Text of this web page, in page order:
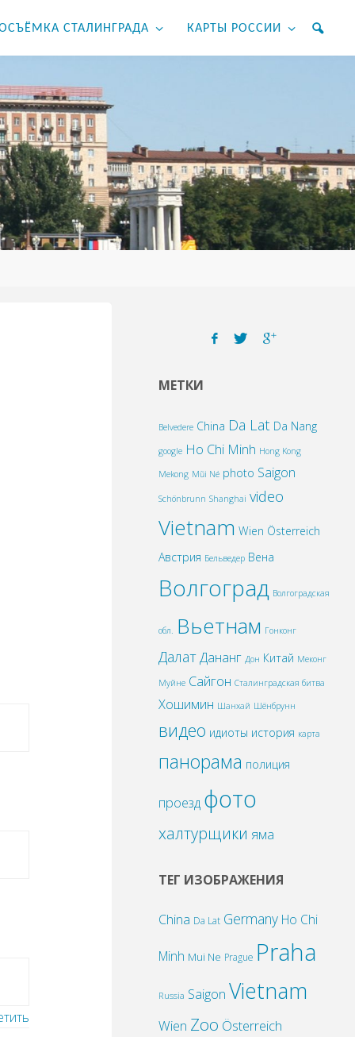
СТАЛИНГРАДА КАРТЫ РОССИИ
МЕТКИ
Belvedere China Da Lat Da Nang
google Ho Chi Minh Hong Kong
Mekong Mũi Né photo Saigon
Schönbrunn Shanghai video
Vietnam Wien Österreich
Австрия Бельведер Вена
Волгоград Волгоградская
обл. Вьетнам Гонконг
ДалатДананг Дон Китай Меконг
Муйне Сайгон Сталинградская битва
Хошимин Шанхай Шёнбрунн
видео идиоты история карта
панорама полиция
проезд фото
халтурщики яма
ТЕГ ИЗОБРАЖЕНИЯ
China Da Lat Germany Ho Chi
Minh Mui Ne Prague Praha
Russia Saigon Vietnam
Wien Zoo Österreich